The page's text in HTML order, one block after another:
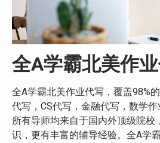
全A学霸北美作
全A学霸北美作业代写，覆盖98%
代写，CS代写，金融代写，数学作
所有导师均来自于国内外顶级院校
识，更有丰富的辅导经验。全A学